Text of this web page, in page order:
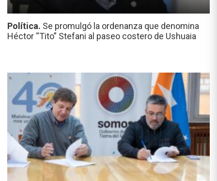
Política. Se promulgó la ordenanza que denomina
Héctor “Tito” Stefani al paseo costero de Ushuaia